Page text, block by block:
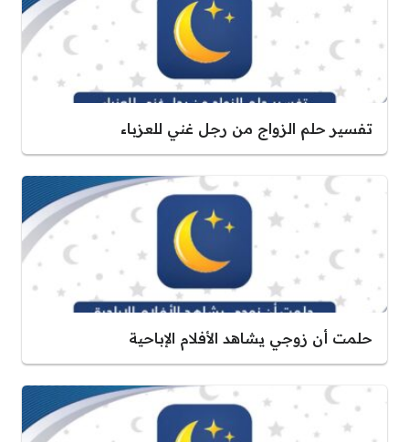
تفسير حلم الزواج من رجل غني للعزباء
حلمت أن زوجي يشاهد الأفلام الإباحية